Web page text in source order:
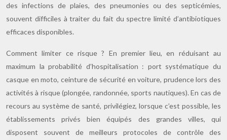
des infections de plaies, des pneumonies ou des septicémies,
souvent difficiles à traiter du fait du spectre limité d’antibiotiques
efficaces disponibles.
Comment limiter ce risque ? En premier lieu, en réduisant au
maximum la probabilité d’hospitalisation : port systématique du
casque en moto, ceinture de sécurité en voiture, prudence lors des
activités à risque (plongée, randonnée, sports nautiques). En cas de
recours au système de santé, privilégiez, lorsque c’est possible, les
établissements privés bien équipés des grandes villes, qui
disposent souvent de meilleurs protocoles de contrôle des